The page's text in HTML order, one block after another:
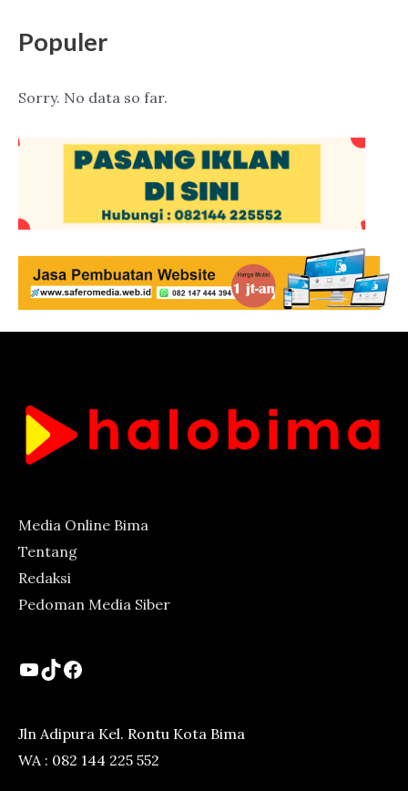
Populer
Sorry. No data so far.
Media Online Bima
Tentang
Redaksi
Pedoman Media Siber
YouTube
TikTok
Facebook
Jln Adipura Kel. Rontu Kota Bima
WA : 082 144 225 552